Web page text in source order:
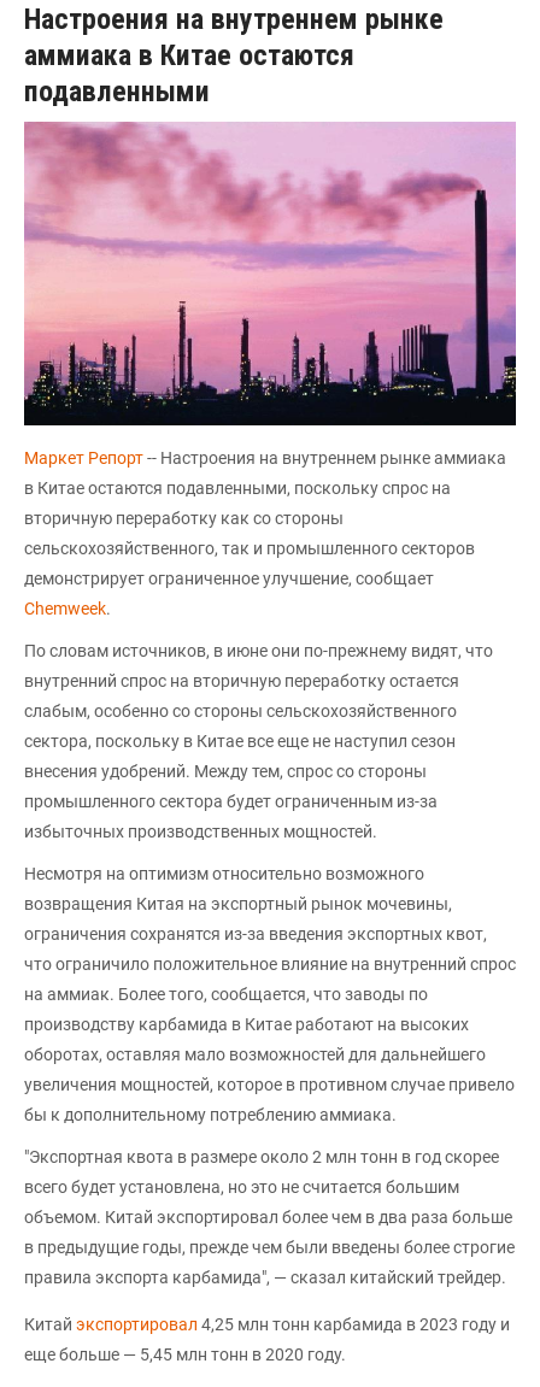
Настроения на внутреннем рынке
аммиака в Китае остаются
подавленными
Маркет Репорт-- Настроения на внутреннем рынке аммиака
в Китае остаются подавленными, поскольку спрос на
вторичную переработку как со стороны
сельскохозяйственного, так и промышленного секторов
демонстрирует ограниченное улучшение, сообщает
Chemweek.
По словам источников, в июне они по-прежнему видят, что
внутренний спрос на вторичную переработку остается
слабым, особенно со стороны сельскохозяйственного
сектора, поскольку в Китае все еще не наступил сезон
внесения удобрений. Между тем, спрос со стороны
промышленного сектора будет ограниченным из-за
избыточных производственных мощностей.
Несмотря на оптимизм относительно возможного
возвращения Китая на экспортный рынок мочевины,
ограничения сохранятся из-за введения экспортных квот,
что ограничило положительное влияние на внутренний спрос
на аммиак. Более того, сообщается, что заводы по
производству карбамида в Китае работают на высоких
оборотах, оставляя мало возможностей для дальнейшего
увеличения мощностей, которое в противном случае привело
бы к дополнительному потреблению аммиака.
"Экспортная квота в размере около 2 млн тонн в год скорее
всего будет установлена, но это не считается большим
объемом. Китай экспортировал более чем в два раза больше
в предыдущие годы, прежде чем были введены более строгие
правила экспорта карбамида", — сказал китайский трейдер.
Китай экспортировал 4,25 млн тонн карбамида в 2023 году и
еще больше — 5,45 млн тонн в 2020 году.